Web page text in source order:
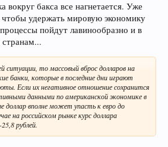
вокруг бакса все нагнетается. Уже
удержать мировую экономику
пойдут лавинообразно и в
ситуации, то массовый вброс долларов на
банки, которые в последние дни играют
Если их негативное отношение сохранится
данными по американской экономике в
доллар вполне может упасть к евро до
на российском рынке курс доллара
рублей.